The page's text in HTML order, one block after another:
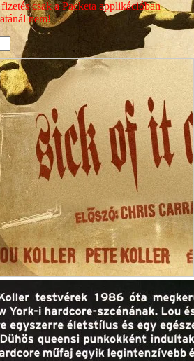
csak a Packeta applikációban
nem!